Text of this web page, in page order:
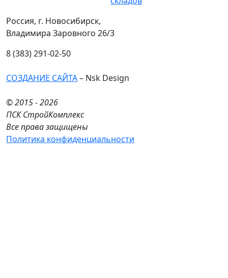
Россия, г. Новосибирск,
Владимира Заровного 26/3
8 (383) 291-02-50
СОЗДАНИЕ САЙТА– Nsk Design
© 2015 - 2026
ПСК СтройКомплекс
Все права защищены
Политика конфиденциальности